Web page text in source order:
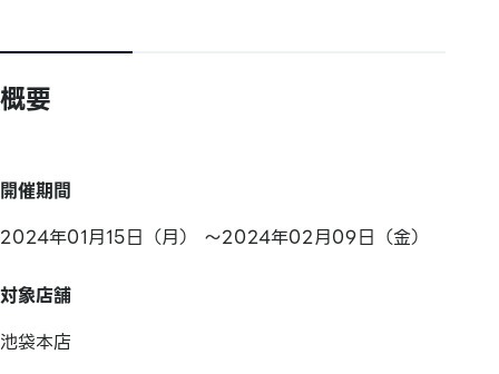
概要
開催期間
2024年01月15日（月） ～2024年02月09日（金）
対象店舗
池袋本店